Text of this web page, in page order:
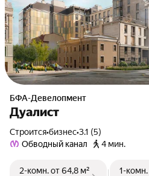
БФА-Девелопмент
Дуалист
Строится•бизнес•3.1 (5)
Обводный канал
4 мин.
2-комн.от 64,8 м²
1-комн.